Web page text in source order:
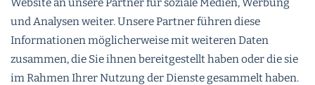
Website an unsere Partner für soziale Medien, Werbung
und Analysen weiter. Unsere Partner führen diese
Informationen möglicherweise mit weiteren Daten
zusammen, die Sie ihnen bereitgestellt haben oder die sie
im Rahmen Ihrer Nutzung der Dienste gesammelt haben.